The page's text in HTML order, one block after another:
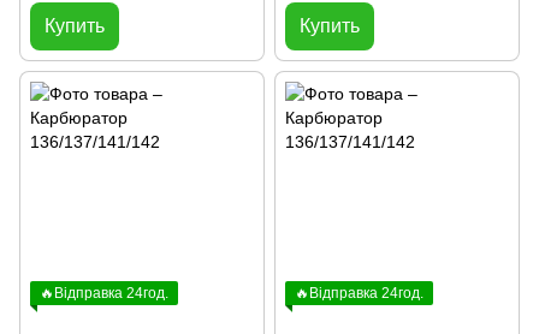
Купить Купить
🔥Відправка 24год. 🔥Відправка 24год.